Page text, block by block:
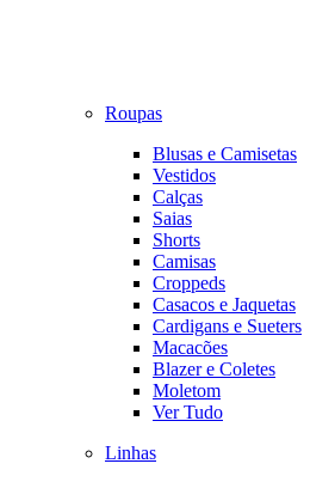
Roupas
Blusas e Camisetas
Vestidos
Calças
Saias
Shorts
Camisas
Croppeds
Casacos e Jaquetas
Cardigans e Sueters
Macacões
Blazer e Coletes
Moletom
Ver Tudo
Linhas